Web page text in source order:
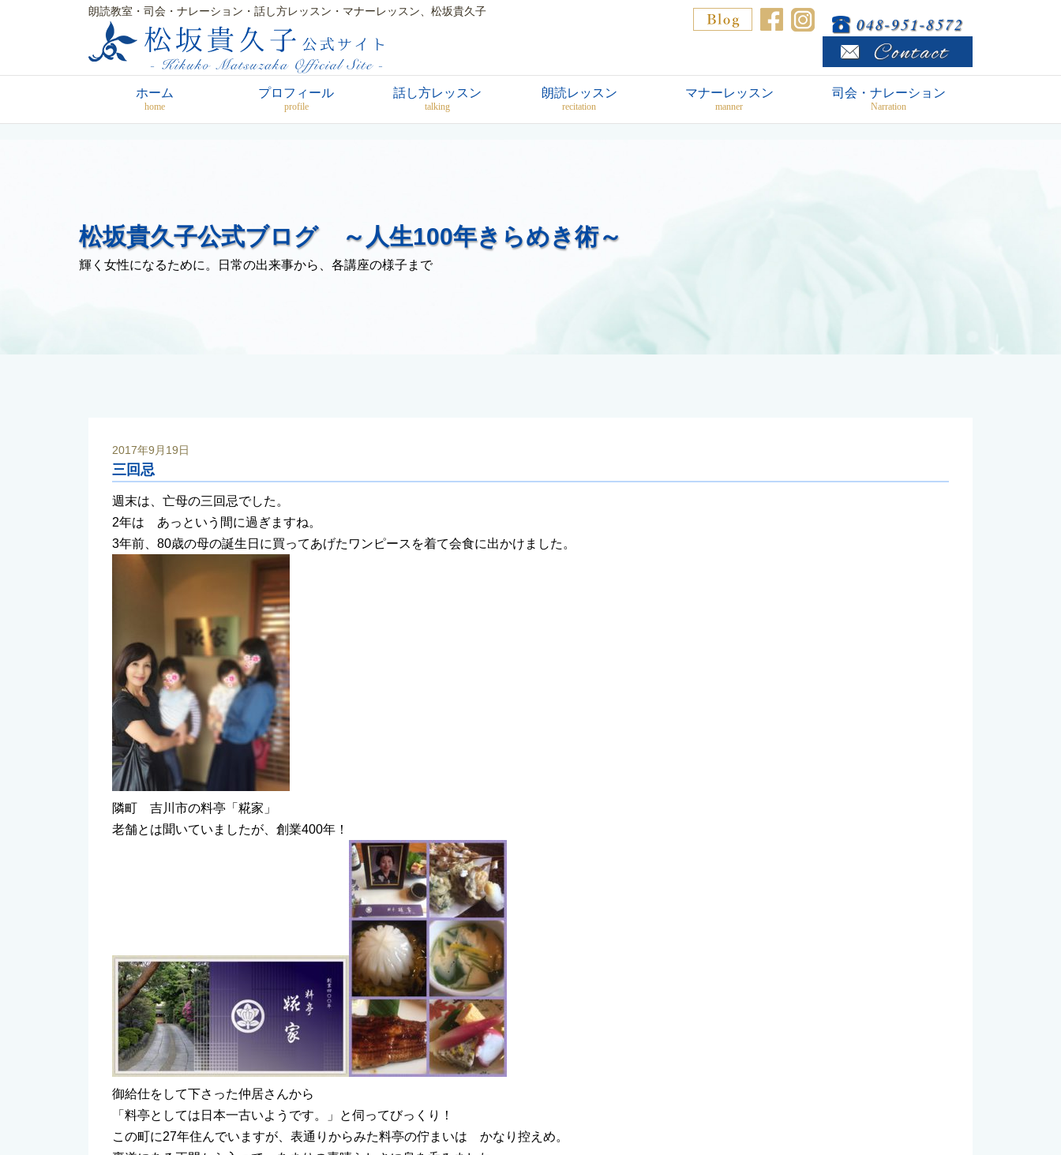
朗読教室・司会・ナレーション・話し方レッスン・マナーレッスン、松坂貴久子
ホーム
home
プロフィール
profile
話し方レッスン
talking
朗読レッスン
recitation
マナーレッスン
manner
司会・ナレーション
Narration
松坂貴久子公式ブログ ～人生100年きらめき術～
輝く女性になるために。日常の出来事から、各講座の様子まで
2017年9月19日
三回忌
週末は、亡母の三回忌でした。
2年は あっという間に過ぎますね。
3年前、80歳の母の誕生日に買ってあげたワンピースを着て会食に出かけました。
隣町 吉川市の料亭「糀家」
老舗とは聞いていましたが、創業400年！
御給仕をして下さった仲居さんから
「料亭としては日本一古いようです。」と伺ってびっくり！
この町に27年住んでいますが、表通りからみた料亭の佇まいは かなり控えめ。